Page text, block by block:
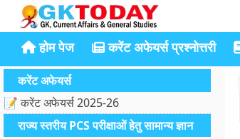
होम पेज करेंट अफेयर्स प्रश्नोत्तरी
करेंट अफेयर्स
📝 करेंट अफेयर्स 2025-26
राज्य स्तरीय PCS परीक्षाओं हेतु सामान्य ज्ञान